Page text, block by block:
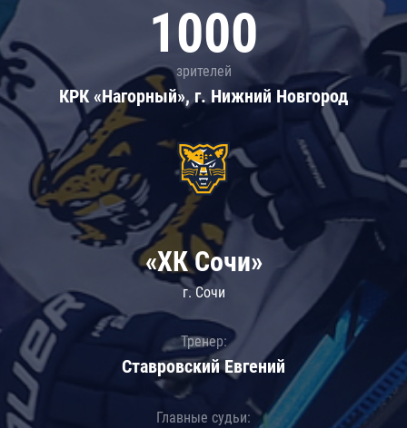
1000
зрителей
КРК «Нагорный», г. Нижний Новгород
«ХК Сочи»
г. Сочи
Тренер:
Ставровский Евгений
Главные судьи: